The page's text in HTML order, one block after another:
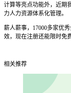
计算等亮点功能外，近期
力人力资源体系化管理。
薪人薪事，17000多家优
效，现在注册还能限时免
相关推荐